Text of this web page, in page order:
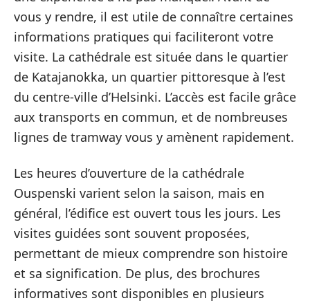
vous y rendre, il est utile de connaître certaines
informations pratiques qui faciliteront votre
visite. La cathédrale est située dans le quartier
de Katajanokka, un quartier pittoresque à l’est
du centre-ville d’Helsinki. L’accès est facile grâce
aux transports en commun, et de nombreuses
lignes de tramway vous y amènent rapidement.
Les heures d’ouverture de la cathédrale
Ouspenski varient selon la saison, mais en
général, l’édifice est ouvert tous les jours. Les
visites guidées sont souvent proposées,
permettant de mieux comprendre son histoire
et sa signification. De plus, des brochures
informatives sont disponibles en plusieurs